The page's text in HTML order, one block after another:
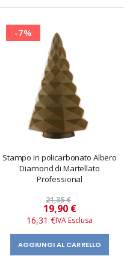
-7%
Stampo in policarbonato Albero
Diamond di Martellato
Professional
21,35 €
Prezzo
speciale
19,90 €
16,31 €
AGGIUNGI AL CARRELLO